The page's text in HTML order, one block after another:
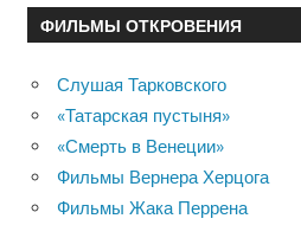
ФИЛЬМЫ ОТКРОВЕНИЯ
Слушая Тарковского
«Татарская пустыня»
«Смерть в Венеции»
Фильмы Вернера Херцога
Фильмы Жака Перрена